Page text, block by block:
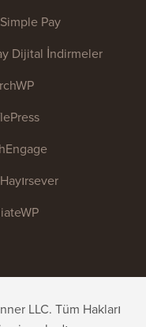
Pay
Dijital İndirmeler
LLC. Tüm Hakları